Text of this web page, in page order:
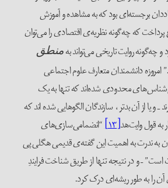
برجسته‌ای بود که به مشاهده و آموزش
که چه‌گونه نظریه‌ی اقتصادی را می‌توان
چه‌گونه روایت تاریخی می‌تواند بهمنطق
دانشمندان متعارف علوم اجتماعی
محدودی شده‌اند که تنها به یک
و یا از آن بدتر ، سازندگان الگوهایی شده اند که
به قول وایت‌هد[۱۳]
“انضمامی‌سازی‌های
به‌ ندرت به اهمیت این گفته‌ی قدیمی هگلی پی
– و در نتیجه تنها از طریق شناخت فرایندِ
را به طور ریشه‌ای درک کرد.